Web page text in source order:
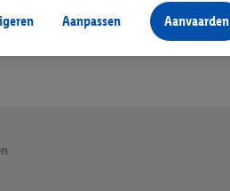
d.w.z. advertenties voor producten waarin
winkelmandje toe te voegen, maar het
weergegeven als er met behulp
vinden over de gegevensverwerking.
technologieën toestaan. Door op
doeleinden. Meer informatie,
Aanpassen Aanvaarden